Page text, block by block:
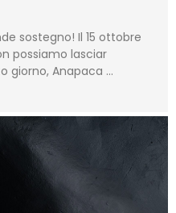
sostegno! Il 15 ottobre
possiamo lasciar
giorno, Anapaca …